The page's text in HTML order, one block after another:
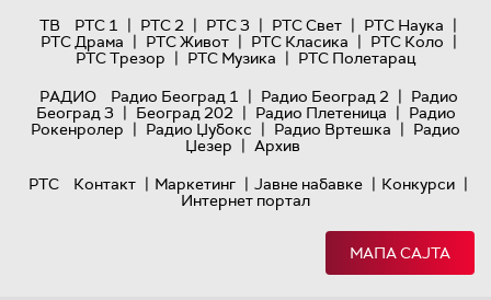
ТВ
РТС 1 | РТС 2 | РТС 3 | РТС Свет | РТС Наука |
РТС Драма | РТС Живот | РТС Класика | РТС Коло |
РТС Трезор | РТС Музика | РТС Полетарац
РАДИО
Радио Београд 1 | Радио Београд 2 | Радио
Београд 3 | Београд 202 | Радио Плетеница | Радио
Рокенролер | Радио Џубокс | Радио Вртешка | Радио
Џезер | Архив
РТС
Контакт | Маркетинг | Јавне набавке | Конкурси |
Интернет портал
МАПА САЈТА